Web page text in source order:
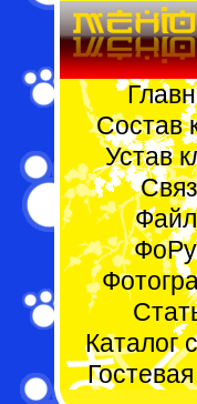
Состав
Устав
Каталог